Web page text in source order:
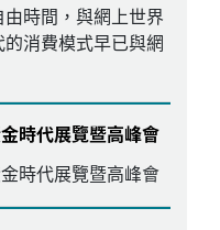
時間，與網上世界
消費模式早已與網
時代展覽暨高峰會
時代展覽暨高峰會